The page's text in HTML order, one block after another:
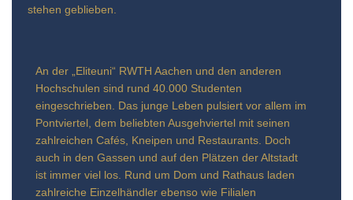
stehen geblieben.
An der „Eliteuni“ RWTH Aachen und den anderen
Hochschulen sind rund 40.000 Studenten
eingeschrieben. Das junge Leben pulsiert vor allem im
Pontviertel, dem beliebten Ausgehviertel mit seinen
zahlreichen Cafés, Kneipen und Restaurants. Doch
auch in den Gassen und auf den Plätzen der Altstadt
ist immer viel los. Rund um Dom und Rathaus laden
zahlreiche Einzelhändler ebenso wie Filialen